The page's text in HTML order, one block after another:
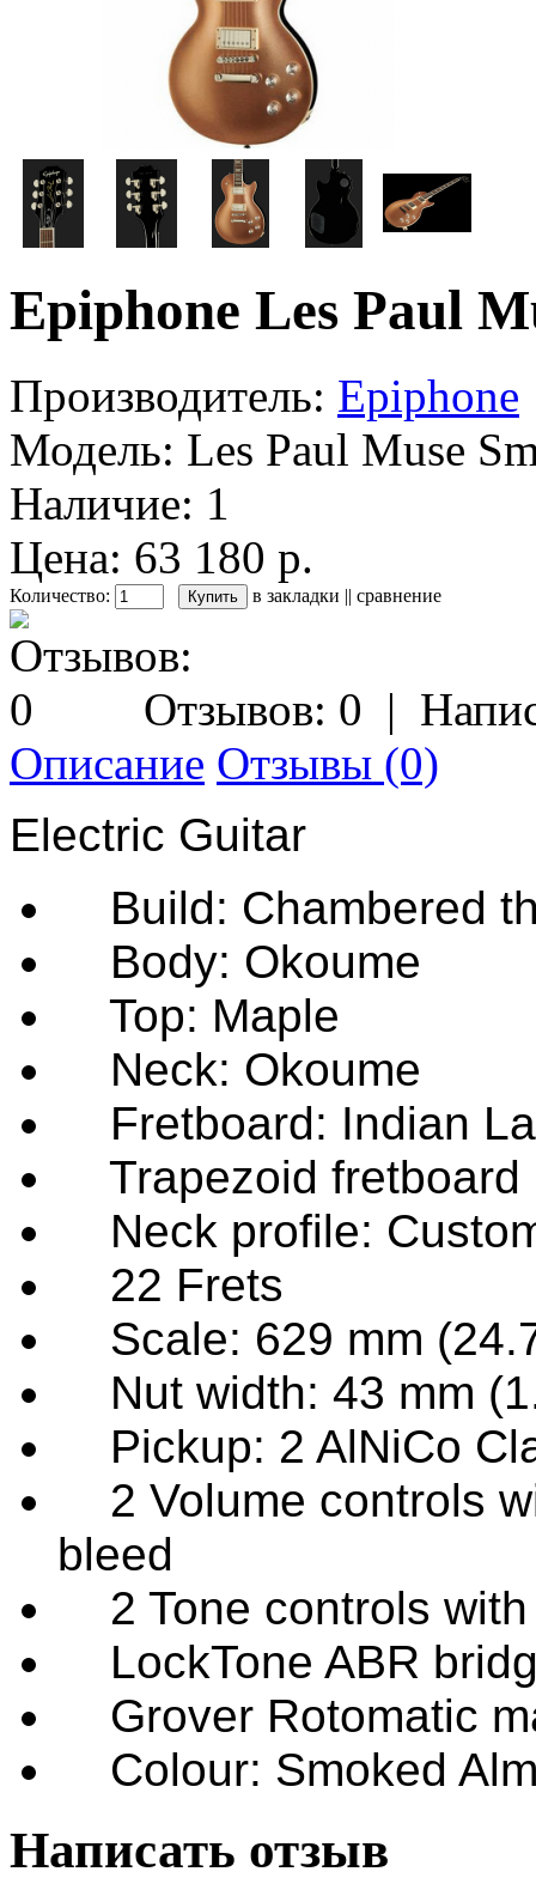
Epiphone Les Paul
Производитель: Epiphone
Модель: Les Paul Muse
Наличие: 1
Цена: 63 180 р.
Количество: в закладки || сравнение
Отзывов: 0 |
Описание Отзывы (0)
Electric Guitar
Build: Chambered
Body: Okoume
Top: Maple
Neck: Okoume
Fretboard: Indian
Trapezoid fretboard
Neck profile:
22 Frets
Scale: 629 mm
Nut width: 43 mm
Pickup: 2 AlNiCo
2 Volume controls
bleed
2 Tone controls with
LockTone ABR
Grover Rotomatic
Colour: Smoked
Написать отзыв